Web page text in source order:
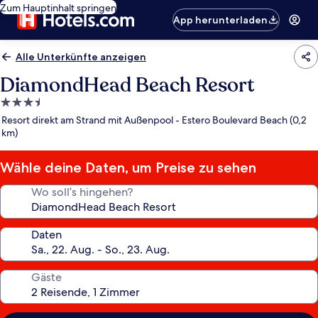
Zum Hauptinhalt springen
App herunterladen
Alle Unterkünfte anzeigen
DiamondHead Beach Resort
3.5-
Sterne-
Unterkunft
Resort direkt am Strand mit Außenpool - Estero Boulevard Beach (0,2
km)
Wähle deine Daten, um Preise zu sehen
Wo soll’s hingehen?
Daten
Gäste